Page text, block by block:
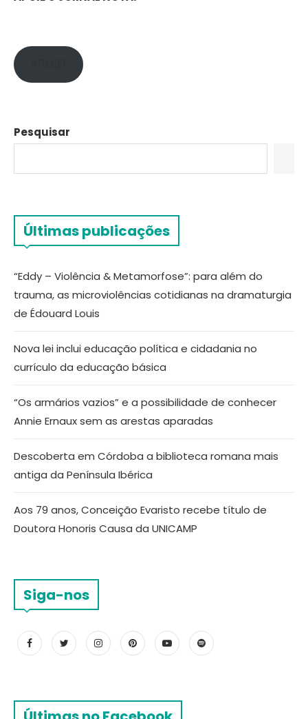
Pesquisar
Últimas publicações
“Eddy – Violência & Metamorfose”: para além do
trauma, as microviolências cotidianas na dramaturgia
de Édouard Louis
Nova lei inclui educação política e cidadania no
currículo da educação básica
“Os armários vazios” e a possibilidade de conhecer
Annie Ernaux sem as arestas aparadas
Descoberta em Córdoba a biblioteca romana mais
antiga da Península Ibérica
Aos 79 anos, Conceição Evaristo recebe título de
Doutora Honoris Causa da UNICAMP
Siga-nos